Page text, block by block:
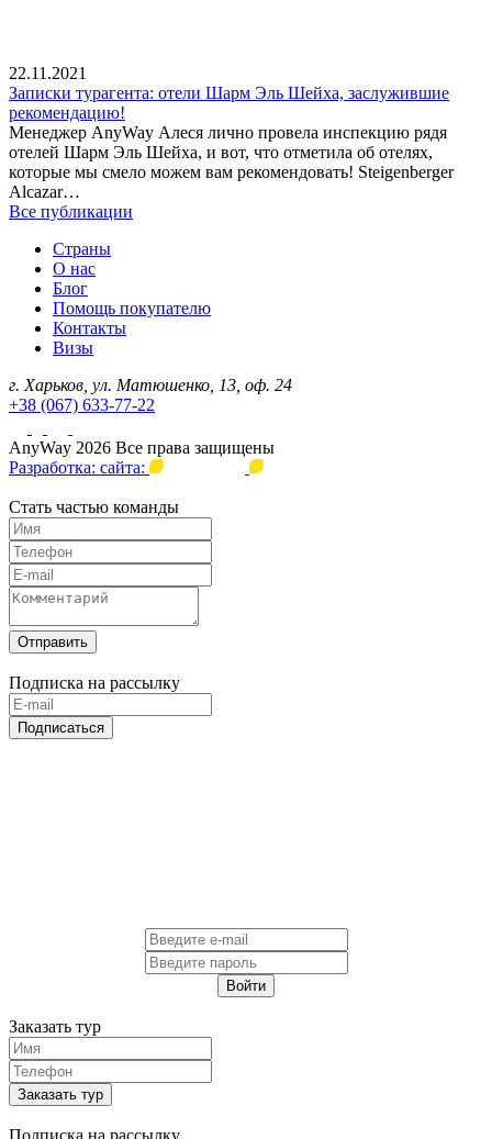
22.11.2021
Записки турагента: отели Шарм Эль Шейха, заслужившие
рекомендацию!
Менеджер AnyWay Алеся лично провела инспекцию рядя
отелей Шарм Эль Шейха, и вот, что отметила об отелях,
которые мы смело можем вам рекомендовать! Steigenberger
Alcazar…
Все публикации
Страны
О нас
Блог
Помощь покупателю
Контакты
Визы
г. Харьков, ул. Матюшенко, 13, оф. 24
+38 (067) 633-77-22
AnyWay 2026 Все права защищены
Разработка: сайта:
Стать частью команды
Отправить
Подписка на рассылку
Подписаться
Войти
Заказать тур
Заказать тур
Подписка на рассылку